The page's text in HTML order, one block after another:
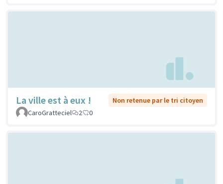
La ville est à eux !
Non retenue par le tri citoyen
CaroGratteciel
2 0